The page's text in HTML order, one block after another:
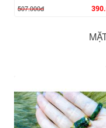
XEM CHI TIẾT
507.000đ